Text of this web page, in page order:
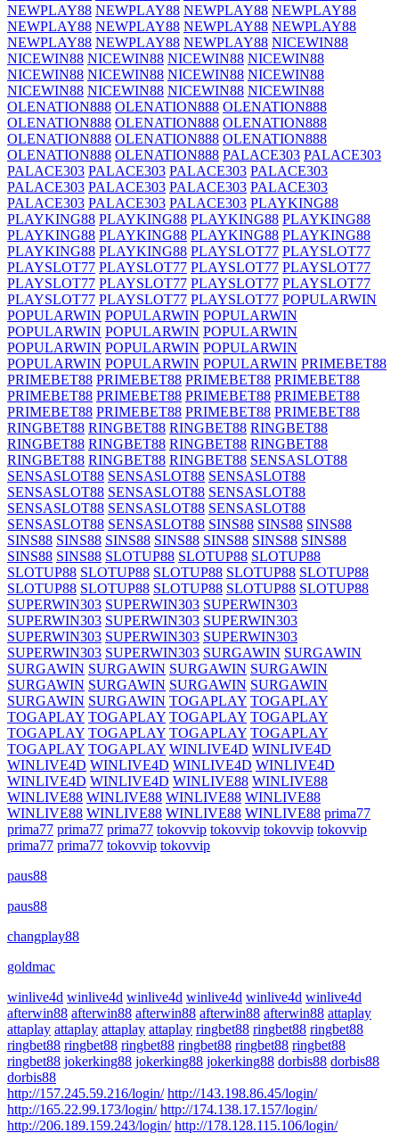
NEWPLAY88 NEWPLAY88 NEWPLAY88 NEWPLAY88
NEWPLAY88 NEWPLAY88 NEWPLAY88 NEWPLAY88
NEWPLAY88 NEWPLAY88 NEWPLAY88 NICEWIN88
NICEWIN88 NICEWIN88 NICEWIN88 NICEWIN88
NICEWIN88 NICEWIN88 NICEWIN88 NICEWIN88
NICEWIN88 NICEWIN88 NICEWIN88 NICEWIN88
OLENATION888 OLENATION888 OLENATION888
OLENATION888 OLENATION888 OLENATION888
OLENATION888 OLENATION888 OLENATION888
OLENATION888 OLENATION888 PALACE303 PALACE303
PALACE303 PALACE303 PALACE303 PALACE303
PALACE303 PALACE303 PALACE303 PALACE303
PALACE303 PALACE303 PALACE303 PLAYKING88
PLAYKING88 PLAYKING88 PLAYKING88 PLAYKING88
PLAYKING88 PLAYKING88 PLAYKING88 PLAYKING88
PLAYKING88 PLAYKING88 PLAYSLOT77 PLAYSLOT77
PLAYSLOT77 PLAYSLOT77 PLAYSLOT77 PLAYSLOT77
PLAYSLOT77 PLAYSLOT77 PLAYSLOT77 PLAYSLOT77
PLAYSLOT77 PLAYSLOT77 PLAYSLOT77 POPULARWIN
POPULARWIN POPULARWIN POPULARWIN
POPULARWIN POPULARWIN POPULARWIN
POPULARWIN POPULARWIN POPULARWIN
POPULARWIN POPULARWIN POPULARWIN PRIMEBET88
PRIMEBET88 PRIMEBET88 PRIMEBET88 PRIMEBET88
PRIMEBET88 PRIMEBET88 PRIMEBET88 PRIMEBET88
PRIMEBET88 PRIMEBET88 PRIMEBET88 PRIMEBET88
RINGBET88 RINGBET88 RINGBET88 RINGBET88
RINGBET88 RINGBET88 RINGBET88 RINGBET88
RINGBET88 RINGBET88 RINGBET88 SENSASLOT88
SENSASLOT88 SENSASLOT88 SENSASLOT88
SENSASLOT88 SENSASLOT88 SENSASLOT88
SENSASLOT88 SENSASLOT88 SENSASLOT88
SENSASLOT88 SENSASLOT88 SINS88 SINS88 SINS88
SINS88 SINS88 SINS88 SINS88 SINS88 SINS88 SINS88
SINS88 SINS88 SLOTUP88 SLOTUP88 SLOTUP88
SLOTUP88 SLOTUP88 SLOTUP88 SLOTUP88 SLOTUP88
SLOTUP88 SLOTUP88 SLOTUP88 SLOTUP88 SLOTUP88
SUPERWIN303 SUPERWIN303 SUPERWIN303
SUPERWIN303 SUPERWIN303 SUPERWIN303
SUPERWIN303 SUPERWIN303 SUPERWIN303
SUPERWIN303 SUPERWIN303 SURGAWIN SURGAWIN
SURGAWIN SURGAWIN SURGAWIN SURGAWIN
SURGAWIN SURGAWIN SURGAWIN SURGAWIN
SURGAWIN SURGAWIN TOGAPLAY TOGAPLAY
TOGAPLAY TOGAPLAY TOGAPLAY TOGAPLAY
TOGAPLAY TOGAPLAY TOGAPLAY TOGAPLAY
TOGAPLAY TOGAPLAY WINLIVE4D WINLIVE4D
WINLIVE4D WINLIVE4D WINLIVE4D WINLIVE4D
WINLIVE4D WINLIVE4D WINLIVE88 WINLIVE88
WINLIVE88 WINLIVE88 WINLIVE88 WINLIVE88
WINLIVE88 WINLIVE88 WINLIVE88 WINLIVE88 prima77
prima77 prima77 prima77 tokovvip tokovvip tokovvip tokovvip
prima77 prima77 tokovvip tokovvip
paus88
paus88
changplay88
goldmac
winlive4d winlive4d winlive4d winlive4d winlive4d winlive4d
afterwin88 afterwin88 afterwin88 afterwin88 afterwin88 attaplay
attaplay attaplay attaplay attaplay ringbet88 ringbet88 ringbet88
ringbet88 ringbet88 ringbet88 ringbet88 ringbet88 ringbet88
ringbet88 jokerking88 jokerking88 jokerking88 dorbis88 dorbis88
dorbis88
http://157.245.59.216/login/ http://143.198.86.45/login/
http://165.22.99.173/login/ http://174.138.17.157/login/
http://206.189.159.243/login/ http://178.128.115.106/login/